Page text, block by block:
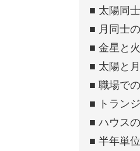
■ 太陽同
■ 月同士
■ 金星と
■ 太陽と
■ 職場で
■ トラン
■ ハウス
■ 半年単